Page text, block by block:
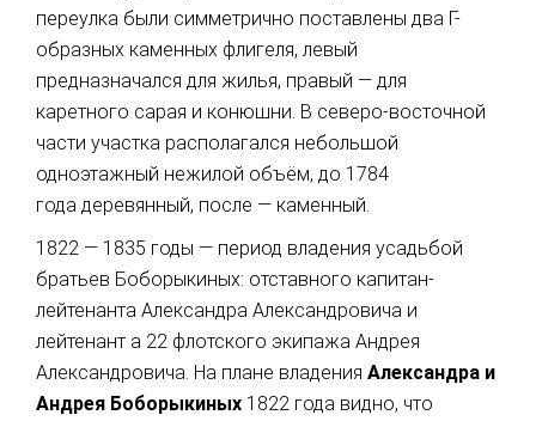
переулка были симметрично поставлены два Г-
образных каменных флигеля, левый
предназначался для жилья, правый — для
каретного сарая и конюшни. В северо-восточной
части участка располагался небольшой
одноэтажный нежилой объём, до 1784
года деревянный, после — каменный.
1822 — 1835 годы — период владения усадьбой
братьев Боборыкиных: отставного капитан-
лейтенанта Александра Александровича и
лейтенант а 22 флотского экипажа Андрея
Александровича. На плане владения Александра и
Андрея Боборыкиных 1822 года видно, что